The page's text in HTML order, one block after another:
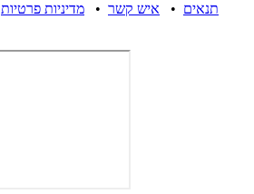
תנאים • איש קשר • מדיניות פרטיות